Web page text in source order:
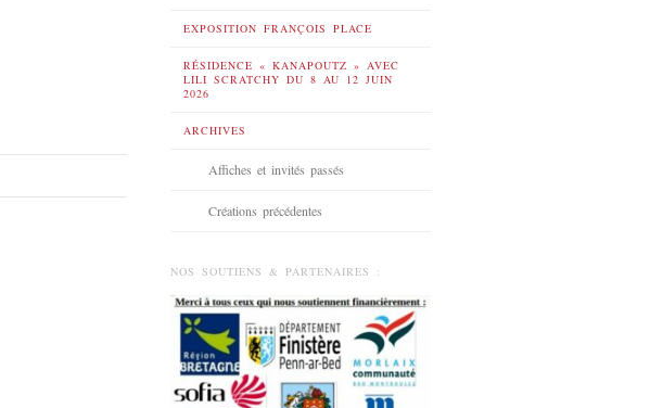
EXPOSITION FRANÇOIS PLACE
RÉSIDENCE « KANAPOUTZ » AVEC
LILI SCRATCHY DU 8 AU 12 JUIN
2026
ARCHIVES
Affiches et invités passés
Créations précédentes
NOS SOUTIENS & PARTENAIRES :